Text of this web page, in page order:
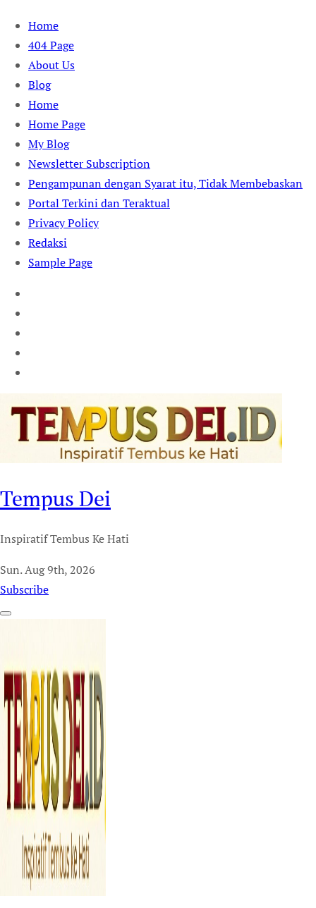
Skip
content
Home
404 Page
About Us
Blog
Home
Home Page
My Blog
Newsletter Subscription
Pengampunan dengan Syarat itu, Tidak Membebaskan
Portal Terkini dan Teraktual
Privacy Policy
Redaksi
Sample Page
Tempus Dei
Inspiratif Tembus Ke Hati
Sun. Aug 9th, 2026
Subscribe